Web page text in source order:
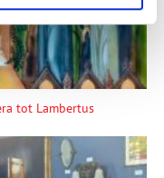
tot Lambertus